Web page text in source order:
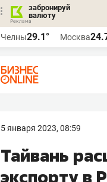
забронируй
валюту
Челны29.1° Москва
5 января 2023, 08:59
Тайвань
экспорту в